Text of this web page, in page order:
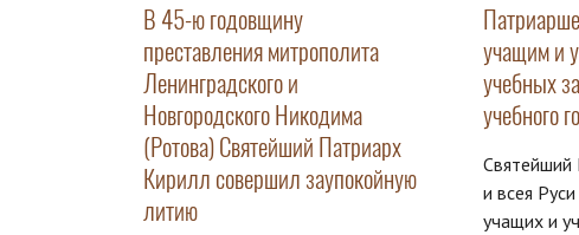
В 45-ю годовщину
преставления митрополита
Ленинградского и
Новгородского Никодима
(Ротова) Святейший Патриарх
Кирилл совершил заупокойную
литию
учащим и
учебных
учебного
Святейший
и всея
учащих и